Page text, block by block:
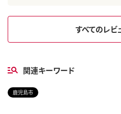
すべてのレビ
関連キーワード
鹿児島市